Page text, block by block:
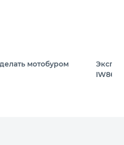
мотобуром
IW860.